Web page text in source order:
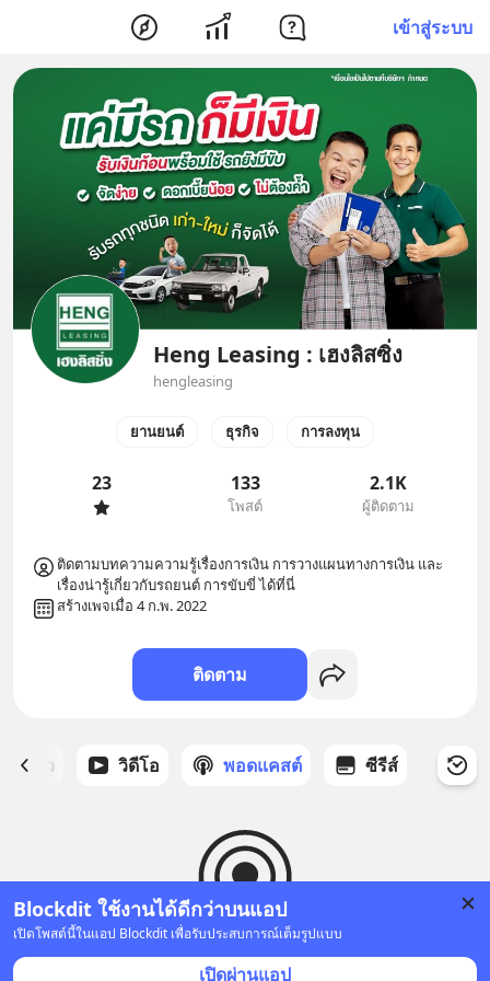
เข้าสู่ระบบ
Blockdit ใช้งานได้ดีกว่าบนแอป
เปิดโพสต์นี้ในแอป Blockdit เพื่อรับประสบการณ์เต็มรูปแบบ
เปิดผ่านแอป
Heng Leasing : เฮงลิสซิ่ง
hengleasing
ยานยนต์ ธุรกิจ การลงทุน
23 133
โพสต์
2.1K
ผู้ติดตาม
ติดตามบทความความรู้เรื่องการเงิน การวางแผนทางการเงิน และ
สร้างเพจเมื่อ 4 ก.พ. 2022
ติดตาม
ด้ดาว วิดีโอ พอดแคสต์ ซีรีส์
ยังไม่มีพอดแคสต์